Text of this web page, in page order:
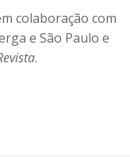
colaboração com
e São Paulo e
.